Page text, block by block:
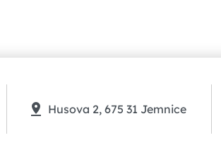
Husova 2, 675 31 Jemnice